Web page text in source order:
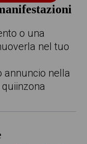
o una
nel tuo
annuncio nella